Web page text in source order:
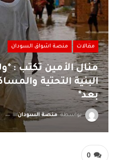
مقالات منصة اشواق السودان
منال الأمين تكتب :
البنية التحتية
بعد*
بواسطةمنصة السودان
0